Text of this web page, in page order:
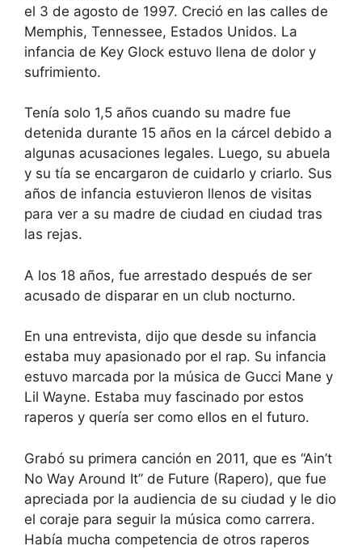
el 3 de agosto de 1997. Creció en las calles de
Memphis, Tennessee, Estados Unidos. La
infancia de Key Glock estuvo llena de dolor y
sufrimiento.
Tenía solo 1,5 años cuando su madre fue
detenida durante 15 años en la cárcel debido a
algunas acusaciones legales. Luego, su abuela
y su tía se encargaron de cuidarlo y criarlo. Sus
años de infancia estuvieron llenos de visitas
para ver a su madre de ciudad en ciudad tras
las rejas.
A los 18 años, fue arrestado después de ser
acusado de disparar en un club nocturno.
En una entrevista, dijo que desde su infancia
estaba muy apasionado por el rap. Su infancia
estuvo marcada por la música de Gucci Mane y
Lil Wayne. Estaba muy fascinado por estos
raperos y quería ser como ellos en el futuro.
Grabó su primera canción en 2011, que es “Ain’t
No Way Around It” de Future (Rapero), que fue
apreciada por la audiencia de su ciudad y le dio
el coraje para seguir la música como carrera.
Había mucha competencia de otros raperos